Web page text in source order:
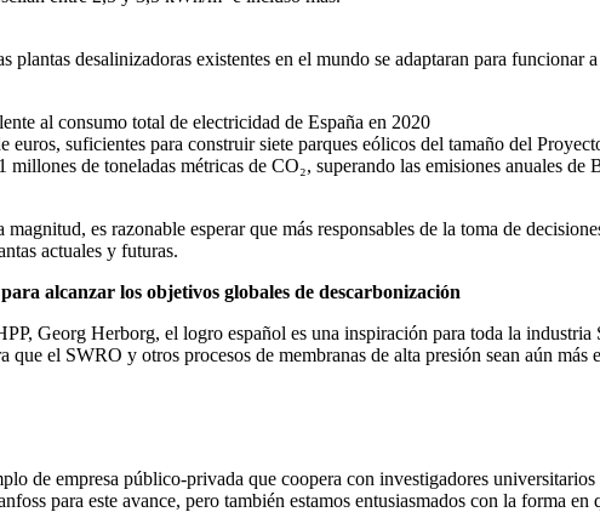
plantas desalinizadoras existentes en el mundo se adaptaran para
al consumo total de electricidad de España en 2020
euros, suficientes para construir siete parques eólicos del tamaño del
millones de toneladas métricas de CO₂, superando las emisiones anuales de
es razonable esperar que más responsables de la toma de
actuales y futuras.
alcanzar los objetivos globales de descarbonización
Georg Herborg, el logro español es una inspiración para toda la
que el SWRO y otros procesos de membranas de alta presión sean aún
de empresa público-privada que coopera con investigadores
para este avance, pero también estamos entusiasmados con la forma